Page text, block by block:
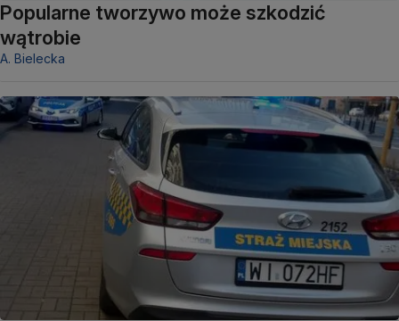
Popularne tworzywo może szkodzić
wątrobie
A. Bielecka